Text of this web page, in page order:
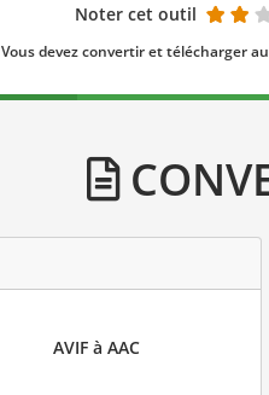
Noter cet outil
Vous devez convertir et télécharger
AVIF à AAC